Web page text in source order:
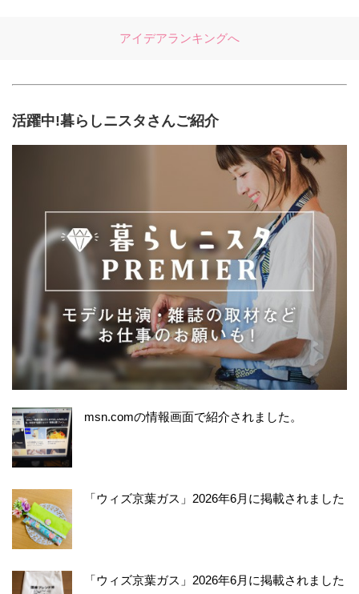
アイデアランキングへ
活躍中!暮らしニスタさんご紹介
msn.comの情報画面で紹介されました。
「ウィズ京葉ガス」2026年6月に掲載されました
「ウィズ京葉ガス」2026年6月に掲載されました